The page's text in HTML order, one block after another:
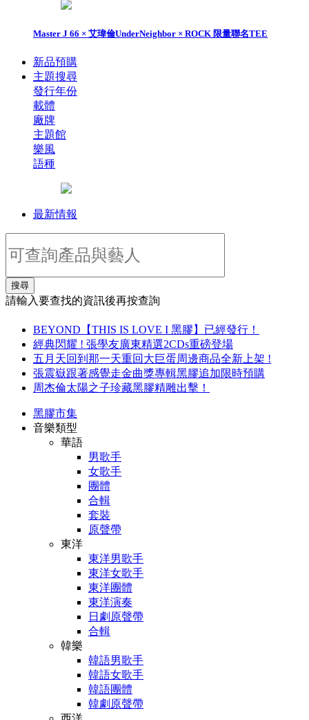
Master J 66 × 艾瑋倫UnderNeighbor × ROCK 限量聯名TEE
新品預購
主題搜尋
發行年份
載體
廠牌
主題館
樂風
語種
最新情報
搜尋
請輸入要查找的資訊後再按查詢
BEYOND【THIS IS LOVE I 黑膠】已經發行！
經典閃耀 ! 張學友廣東精選2CDs重磅登場
五月天回到那一天重回大巨蛋周邊商品全新上架 !
張震嶽跟著感覺走金曲獎專輯黑膠追加限時預購
周杰倫太陽之子珍藏黑膠精雕出擊！
黑膠市集
音樂類型
華語
男歌手
女歌手
團體
合輯
套裝
原聲帶
東洋
東洋男歌手
東洋女歌手
東洋團體
東洋演奏
日劇原聲帶
合輯
韓樂
韓語男歌手
韓語女歌手
韓語團體
韓劇原聲帶